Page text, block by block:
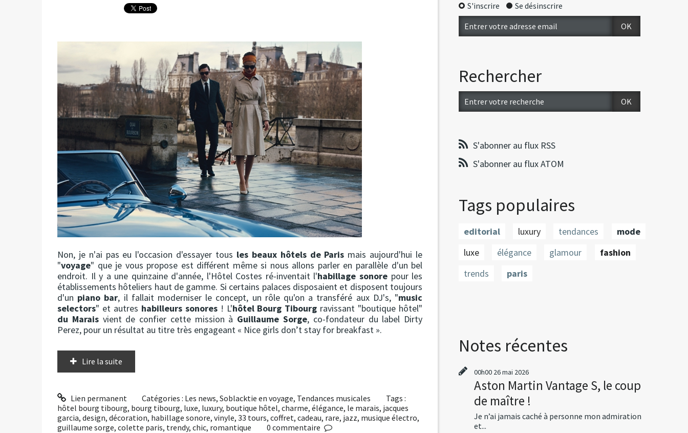
Non, je n'ai pas eu l'occasion d'essayer tous les beaux hôtels de Paris mais aujourd'hui le
"voyage" que je vous propose est différent même si nous allons parler en parallèle d'un bel
endroit. Il y a une quinzaine d'année, l'Hôtel Costes ré-inventait l'habillage sonore pour les
établissements hôteliers haut de gamme. Si certains palaces disposaient et disposent toujours
d'un piano bar, il fallait moderniser le concept, un rôle qu'on a transféré aux DJ's, "music
selectors" et autres habilleurs sonores! L'hôtel Bourg Tibourg ravissant "boutique hôtel"
du Maraisvient de confier cette mission à Guillaume Sorge, co-fondateur du label Dirty
Perez, pour un résultat au titre très engageant « Nice girls don’t stay for breakfast ».
Lire la suite
Lien permanent Catégories : Les news,Soblacktie en voyage, Tendances musicales
Tags :
hôtel bourg tibourg, bourg tibourg, luxe, luxury, boutique hôtel, charme, élégance, le marais, jacques
garcia, design, décoration, habillage sonore, vinyle, 33 tours, coffret, cadeau, rare, jazz, musique électro,
guillaume sorge, colette paris, trendy, chic, romantique 0 commentaire
S'inscrire Se désinscrire
Rechercher
S'abonner au flux RSS
S'abonner au flux ATOM
Tags populaires
editorial luxury tendances
mode
luxe
élégance glamour
fashion
trends
paris
Notes récentes
00h00 26mai 2026
Aston Martin Vantage S, le coup
de maître !
Je n’ai jamais caché à personne mon admiration
et...